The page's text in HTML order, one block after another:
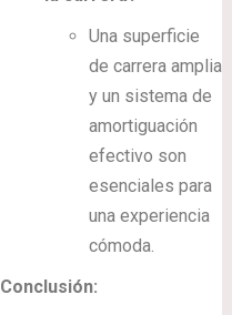
Una superficie
de carrera amplia
y un sistema de
amortiguación
efectivo son
esenciales para
una experiencia
cómoda.
Conclusión: